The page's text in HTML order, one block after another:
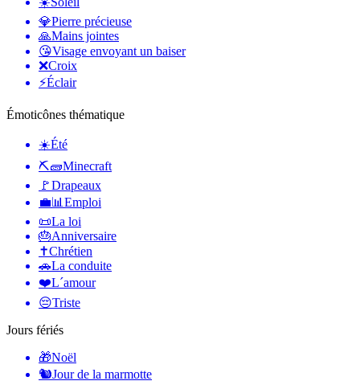
💎Pierre précieuse
🙏Mains jointes
😘Visage envoyant un baiser
❌Croix
⚡Éclair
Émoticônes thématique
☀️Été
⛏🧱Minecraft
🚩Drapeaux
💼📊 Emploi
📜La loi
🎂Anniversaire
✝️Chrétien
🚗La conduite
❤️L´amour
😔Triste
Jours fériés
🎁Noël
🐿Jour de la marmotte